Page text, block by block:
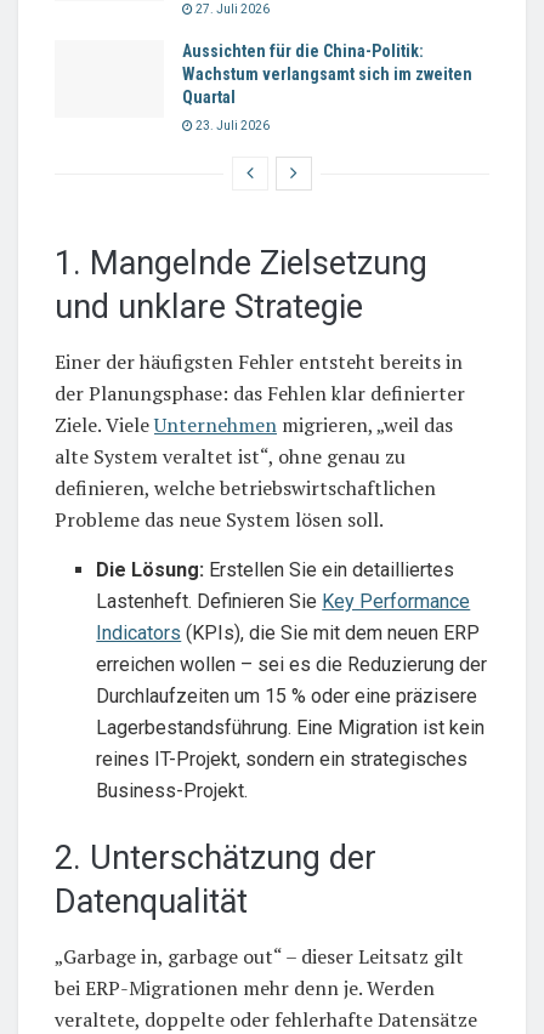
27. Juli 2026
Aussichten für die China-Politik:
Wachstum verlangsamt sich im zweiten
Quartal
23. Juli 2026
1. Mangelnde Zielsetzung
und unklare Strategie
Einer der häufigsten Fehler entsteht bereits in
der Planungsphase: das Fehlen klar definierter
Ziele. VieleUnternehmen migrieren, „weil das
alte System veraltet ist“, ohne genau zu
definieren, welche betriebswirtschaftlichen
Probleme das neue System lösen soll.
Die Lösung: Erstellen Sie ein detailliertes
Lastenheft. Definieren Sie Key Performance
Indicators (KPIs), die Sie mit dem neuen ERP
erreichen wollen – sei es die Reduzierung der
Durchlaufzeiten um 15 % oder eine präzisere
Lagerbestandsführung. Eine Migration ist kein
reines IT-Projekt, sondern ein strategisches
Business-Projekt.
2. Unterschätzung der
Datenqualität
„Garbage in, garbage out“ – dieser Leitsatz gilt
bei ERP-Migrationen mehr denn je. Werden
veraltete, doppelte oder fehlerhafte Datensätze